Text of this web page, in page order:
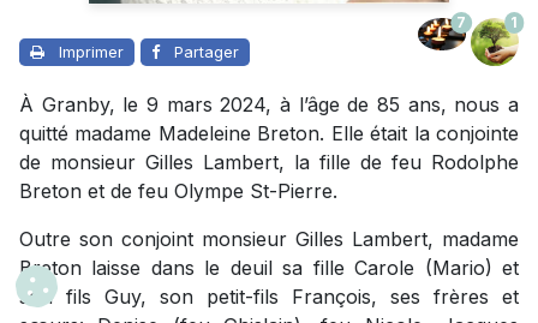
Imprimer Partager
7 1
À Granby, le 9 mars 2024, à l’âge de 85 ans, nous a
quitté madame Madeleine Breton. Elle était la conjointe
de monsieur Gilles Lambert, la fille de feu Rodolphe
Breton et de feu Olympe St-Pierre.
Outre son conjoint monsieur Gilles Lambert, madame
Breton laisse dans le deuil sa fille Carole (Mario) et
son fils Guy, son petit-fils François, ses frères et